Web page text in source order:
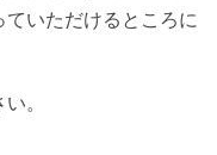
ていただけるところに
。